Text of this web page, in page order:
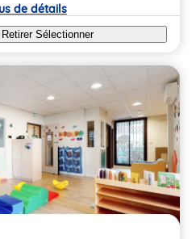
de détails
Retirer Sélectionner